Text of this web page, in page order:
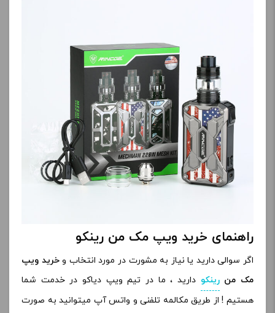
راهنمای خرید ویپ مک من رینکو
اگر سوالی دارید یا نیاز به مشورت در مورد انتخاب وخرید ویپ
مک منرینکو دارید ، ما در تیم ویپ دیاکو در خدمت شما
هستیم ! از طریق مکالمه تلفنی و واتس آپ میتوانید به صورت